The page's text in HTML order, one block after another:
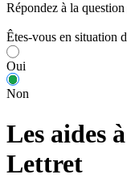
Répondez à la
Êtes-vous en situation
Oui
Non
Les aides
Lettret